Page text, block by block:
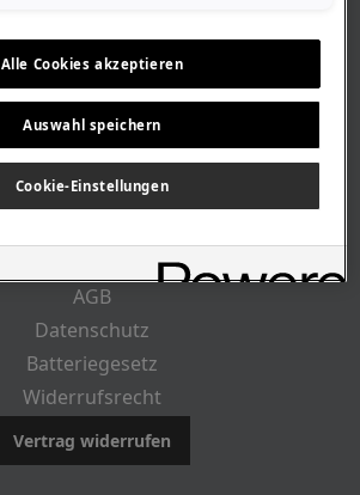
Stellenangebote
Geschichte
RECHTLICHES
AGB
Datenschutz
Batteriegesetz
Widerrufsrecht
Vertrag widerrufen
Alle Cookies akzeptieren
Auswahl speichern
Cookie-Einstellungen